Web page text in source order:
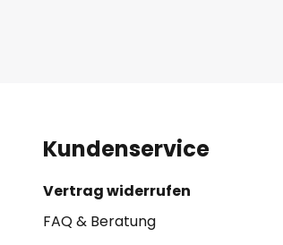
Kundenservice
Vertrag widerrufen
FAQ & Beratung